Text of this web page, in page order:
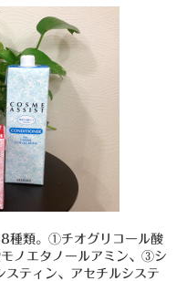
8種類。①チオグリコール酸
ノエタノールアミン、③シ
ティン、アセチルシステ